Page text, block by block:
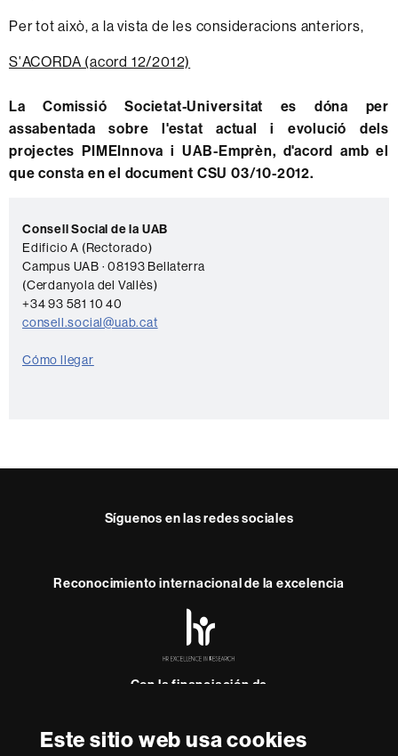
Este sitio web usa cookies
Per tot això, a la vista de les consideracions anteriors,
S'ACORDA (acord 12/2012)
La Comissió Societat-Universitat es dóna per
assabentada sobre l'estat actual i evolució dels
projectes PIMEInnova i UAB-Emprèn, d'acord amb el
que consta en el document CSU 03/10-2012.
complementaria
C
o
n
t
a
c
Consell Social de la UAB
Edificio A (Rectorado)
Campus UAB · 08193 Bellaterra
(Cerdanyola del Vallès)
+34 93 581 10 40
consell.social@uab.cat
Cómo llegar
Síguenos en las redes sociales
Reconocimiento internacional de la excelencia
-
Con la financiación de